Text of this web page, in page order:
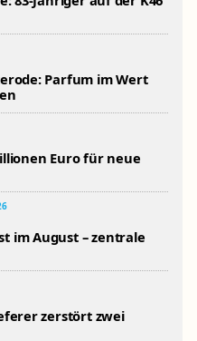
Parfum im Wert
Euro für neue
im August – zentrale
zerstört zwei